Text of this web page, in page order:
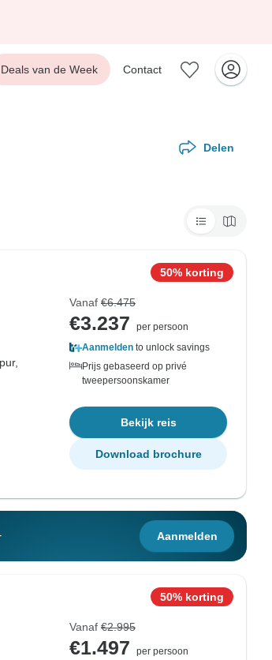
Deals van de Week Contact
Delen
50% korting
Vanaf €6.475
€3.237
per persoon
Aanmelden to unlock savings
Prijs gebaseerd op privé
tweepersoonskamer
Bekijk reis
Download brochure
Aanmelden
50% korting
Vanaf €2.995
€1.497
per persoon